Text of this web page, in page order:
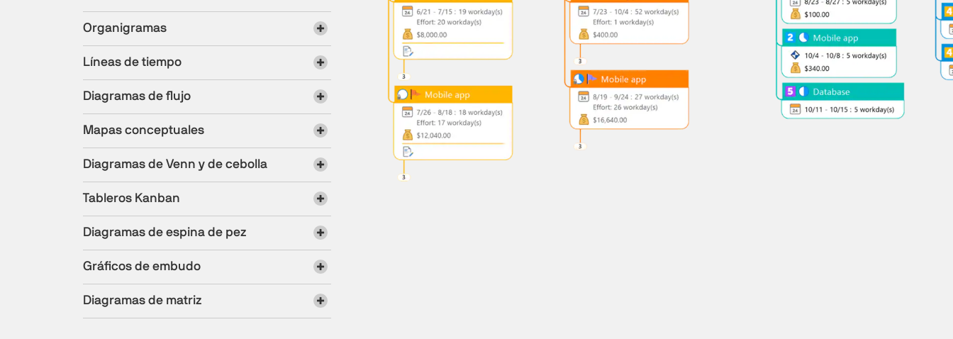
Organigramas
Líneas de tiempo
Diagramas de flujo
Mapas conceptuales
Diagramas de Venn y de cebolla
Tableros Kanban
Diagramas de espina de pez
Gráficos de embudo
Diagramas de matriz